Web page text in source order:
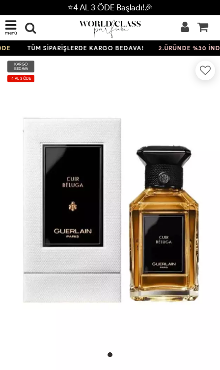
⭐4 AL 3 ÖDE Başladı!🎉
menü
TÜM SİPARİŞLERDE KARGO BEDAVA! 2.ÜRÜNDE %30
KARGO
BEDAVA
4 AL 3 ÖDE